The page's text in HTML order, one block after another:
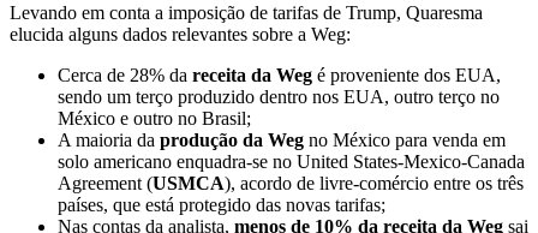
Levando em conta a imposição de tarifas de Trump, Quaresma
elucida alguns dados relevantes sobre a Weg:
Cerca de 28% da receita da Weg é proveniente dos EUA,
sendo um terço produzido dentro nos EUA, outro terço no
México e outro no Brasil;
A maioria da produção da Weg no México para venda em
solo americano enquadra-se no United States-Mexico-Canada
Agreement (USMCA), acordo de livre-comércio entre os três
países, que está protegido das novas tarifas;
Nas contas da analista, menos de 10% da receita da Weg sai